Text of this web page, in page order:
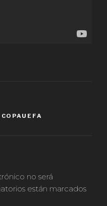
COPAUEFA
no será
están marcados